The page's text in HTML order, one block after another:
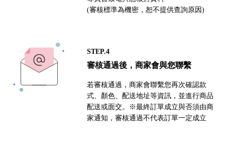
(審核標準為機密，恕不提供查詢原因)
STEP.4
審核通過後，商家會與您聯繫
若審核通過，商家會聯繫您再次確認款
式、顏色、配送地址等資訊，並進行商品
配送或面交。※最終訂單成立與否須由商
家通知，審核通過不代表訂單一定成立